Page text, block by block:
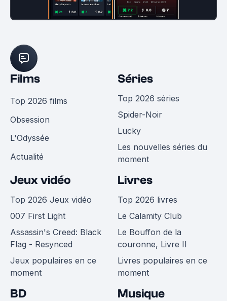
Films
Top 2026 films
Obsession
L'Odyssée
Actualité
Séries
Top 2026 séries
Spider-Noir
Lucky
Les nouvelles séries du
moment
Jeux vidéo
Top 2026 Jeux vidéo
007 First Light
Assassin's Creed: Black
Flag - Resynced
Jeux populaires en ce
moment
Livres
Top 2026 livres
Le Calamity Club
Le Bouffon de la
couronne, Livre II
Livres populaires en ce
moment
BD Musique